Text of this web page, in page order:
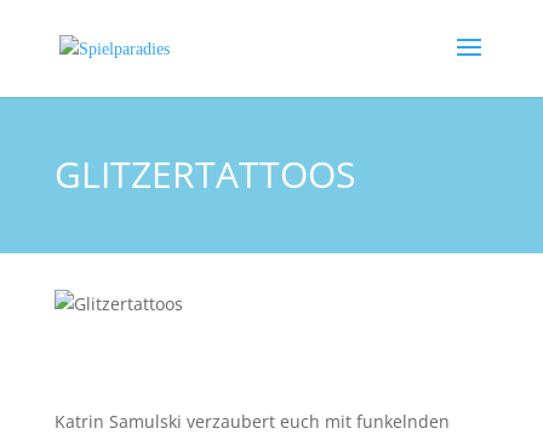
GLITZERTATTOOS
Katrin Samulski verzaubert euch mit funkelnden